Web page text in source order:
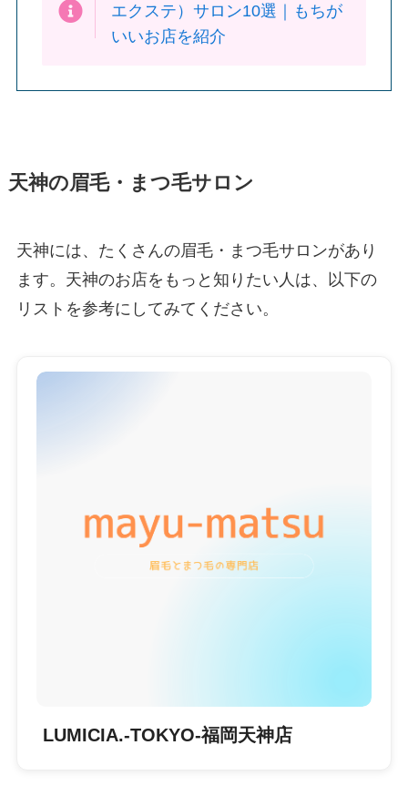
エクステ）サロン10選｜もちが
いいお店を紹介
天神の眉毛・まつ毛サロン
天神には、たくさんの眉毛・まつ毛サロンがあり
ます。天神のお店をもっと知りたい人は、以下の
リストを参考にしてみてください。
LUMICIA.-TOKYO-福岡天神店